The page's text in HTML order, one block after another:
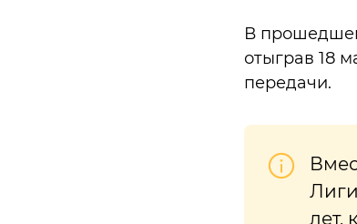
В
отыграв 18
передачи.
лет,